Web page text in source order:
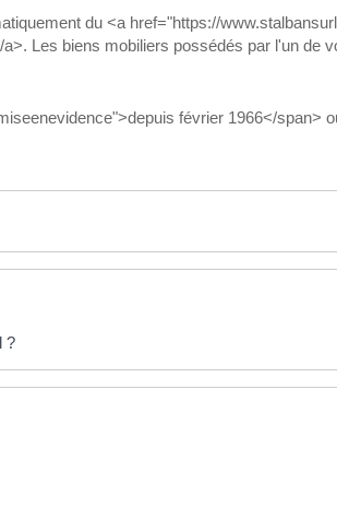
du <a href="https://
Les biens mobiliers possédés par l'un de
février 1966</span>
?